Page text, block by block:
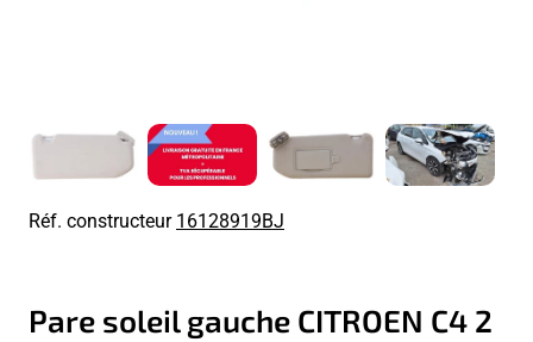
Réf. constructeur16128919BJ
Pare soleil gauche CITROEN C4 2